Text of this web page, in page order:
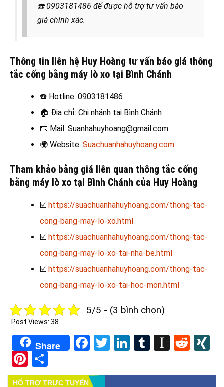
☎️0903181486 để được hỗ trợ tư vấn báo
giá chính xác.
Thông tin liên hệ Huy Hoàng tư vấn báo giá thông
tắc cống bằng máy lò xo tại Bình Chánh
☎️ Hotline: 0903181486
🏠 Địa chỉ: Chi nhánh tại Bình Chánh
📧 Mail: Suanhahuyhoang@gmail.com
🌍 Website: Suachuanhahuyhoang.com
Tham khảo bảng giá liên quan thông tắc cống
bằng máy lò xo tại Bình Chánh của Huy Hoàng
☑️ https://suachuanhahuyhoang.com/thong-tac-
cong-bang-may-lo-xo.html
☑️ https://suachuanhahuyhoang.com/thong-tac-
cong-bang-may-lo-xo-tai-nha-be.html
☑️ https://suachuanhahuyhoang.com/thong-tac-
cong-bang-may-lo-xo-tai-hoc-mon.html
5/5 - (3 bình chọn)
Post Views: 38
Share Facebook
TwitterLinkedIn
Tumblr
Pinterest
HỔ TRỢ TRỰC TUYẾN